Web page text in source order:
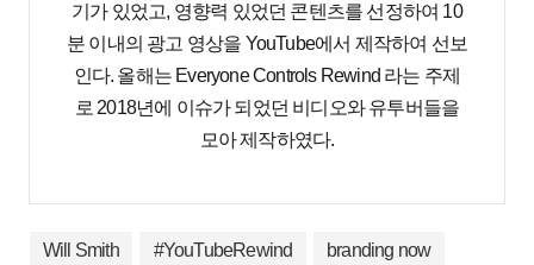
기가 있었고, 영향력 있었던 콘텐츠를 선정하여 10
분 이내의 광고 영상을 YouTube에서 제작하여 선보
인다. 올해는 Everyone Controls Rewind 라는 주제
로 2018년에 이슈가 되었던 비디오와 유투버들을
모아 제작하였다.
Will Smith #YouTubeRewind branding now